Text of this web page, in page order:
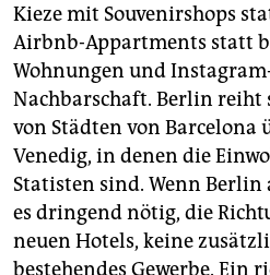
Kieze mit Souvenirshops
Airbnb-Appartments statt
Wohnungen und
Nachbarschaft. Berlin reiht
von Städten von Barcelona
Venedig, in denen die
Statisten sind. Wenn
es dringend nötig, die
neuen Hotels, keine
bestehendes Gewerbe. Ein